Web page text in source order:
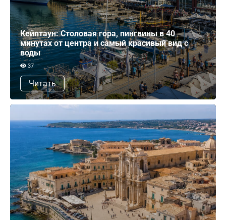
Кейптаун: Столовая гора, пингвины в 40
минутах от центра и самый красивый вид с
воды
37
Читать